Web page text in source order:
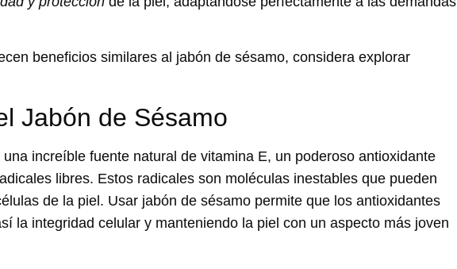
beneficios similares al jabón de sésamo, considera explorar
Jabón de Sésamo
increíble fuente natural de vitamina E, un poderoso antioxidante
libres. Estos radicales son moléculas inestables que pueden
de la piel. Usar jabón de sésamo permite que los antioxidantes
la integridad celular y manteniendo la piel con un aspecto más joven